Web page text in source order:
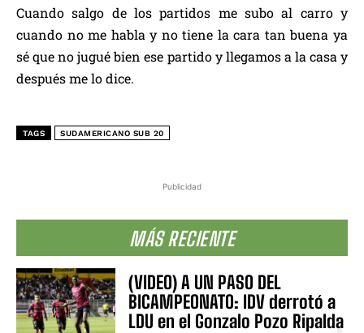
Publicidad
MÁS RECIENTE
(VIDEO) A UN PASO DEL
BICAMPEONATO: IDV derrotó a
LDU en el Gonzalo Pozo Ripalda
Cuando salgo de los partidos me subo al carro y
cuando no me habla y no tiene la cara tan buena ya
sé que no jugué bien ese partido y llegamos a la casa y
después me lo dice.
TAGS SUDAMERICANO SUB 20